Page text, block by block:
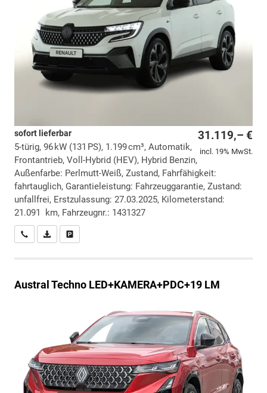
31.119,– €
incl. 19% MwSt.
sofort lieferbar
5-türig, 96 kW (131 PS), 1.199 cm³, Automatik,
Frontantrieb, Voll-Hybrid (HEV), Hybrid Benzin,
Außenfarbe: Perlmutt-Weiß, Zustand, Fahrfähigkeit:
fahrtauglich, Garantieleistung: Fahrzeuggarantie, Zustand:
unfallfrei, Erstzulassung: 27.03.2025, Kilometerstand:
21.091 km, Fahrzeugnr.: 1431327
Wir rufen Sie anPDF-Datei, Fahrzeugexposé drucken
AustralTechno LED+KAMERA+PDC+19 LM